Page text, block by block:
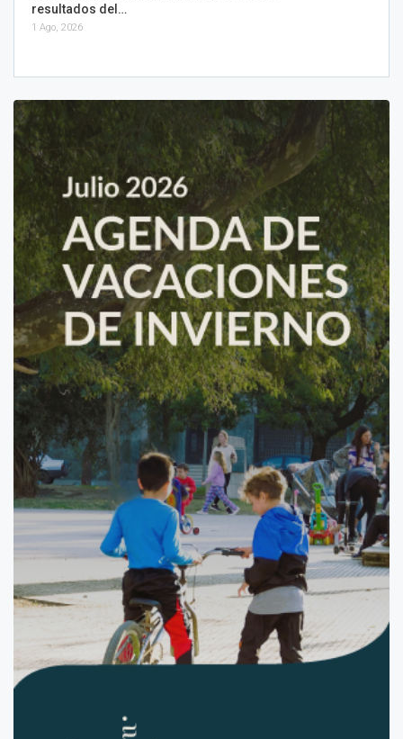
resultados del…
1 Ago, 2026